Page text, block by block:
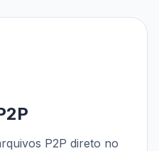
P2P direto no